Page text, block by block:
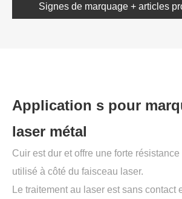
Signes de marquage + articles
Application s pour
laser métal
Cuir est dur et offre une forte résistance
utilisé à côté du faisceau laser.
Le traitement au laser est sans contact